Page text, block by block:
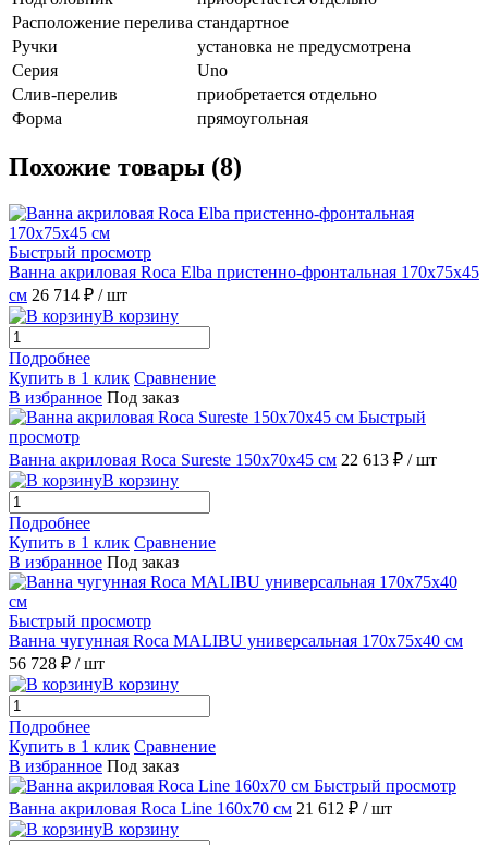
Расположение перелива стандартное
Ручки
установка не предусмотрена
Серия
Uno
Слив-перелив
приобретается отдельно
Форма
прямоугольная
Похожие товары (8)
Быстрый просмотр
Ванна акриловая Roca Elba пристенно-фронтальная 170x75x45
см 26 714 ₽ / шт
В корзину
Подробнее
Купить в 1 клик Сравнение
В избранное Под заказ
Быстрый
просмотр
Ванна акриловая Roca Sureste 150x70x45 см 22 613 ₽ / шт
В корзину
Подробнее
Купить в 1 клик Сравнение
В избранное Под заказ
Быстрый просмотр
Ванна чугунная Roca MALIBU универсальная 170x75x40 см
56 728 ₽ / шт
В корзину
Подробнее
Купить в 1 клик Сравнение
В избранное Под заказ
Быстрый просмотр
Ванна акриловая Roca Line 160x70 см 21 612 ₽ / шт
В корзину